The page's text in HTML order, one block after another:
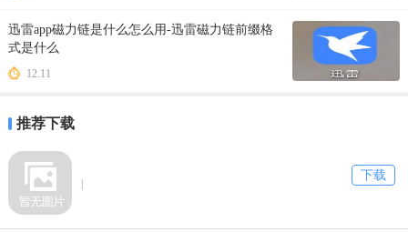
迅雷app磁力链是什么怎么用-迅雷磁力链前缀格
式是什么
12.11
推荐下载
下载